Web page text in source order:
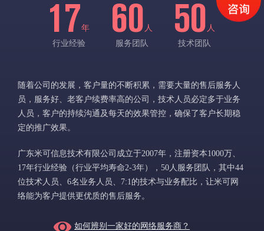
17年
行业经验
60 人
服务团队
50 人
技术团队
随着公司的发展，客户量的不断积累，需要大量的售后服务人
员，服务好、老客户续费率高的公司，技术人员必定多于业务
人员，客户的持续沟通及每天的效果管控，确保了客户长期稳
定的推广效果。
广东米可信息技术有限公司成立于2007年，注册资本1000万、
17年行业经验（行业平均寿命2-3年），50人服务团队，其中44
位技术人员、6名业务人员、7:1的技术与业务配比，让米可网
络能为客户提供更优质的售后服务。
如何辨别一家好的网络服务商？